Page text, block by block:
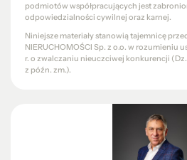
podmiotów współpracujących jest
odpowiedzialności cywilnej oraz karnej.
Niniejsze materiały stanowią tajemnicę
NIERUCHOMOŚCI Sp. z o.o. w rozumieniu
r. o zwalczaniu nieuczciwej konkurencji (Dz.
z późn. zm.).